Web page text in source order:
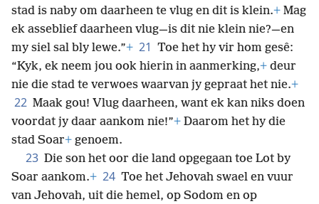
stad is naby om daarheen te vlug en dit is klein.+ Mag
ek asseblief daarheen vlug—is dit nie klein nie?—en
my siel sal bly lewe.”+ 21 Toe het hy vir hom gesê:
“Kyk, ek neem jou ook hierin in aanmerking,+ deur
nie die stad te verwoes waarvan jy gepraat het nie.+
22 Maak gou! Vlug daarheen, want ek kan niks doen
voordat jy daar aankom nie!”+ Daarom het hy die
stad Soar+ genoem.
23 Die son het oor die land opgegaan toe Lot by
Soar aankom.+ 24 Toe het Jehovah swael en vuur
van Jehovah, uit die hemel, op Sodom en op